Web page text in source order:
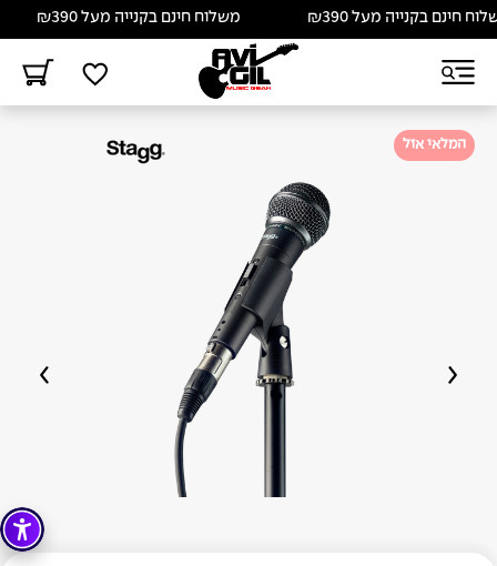
חינם בקנייה מעל ₪390 משלוח חינם בקנייה מעל ₪390
המלאי אזל